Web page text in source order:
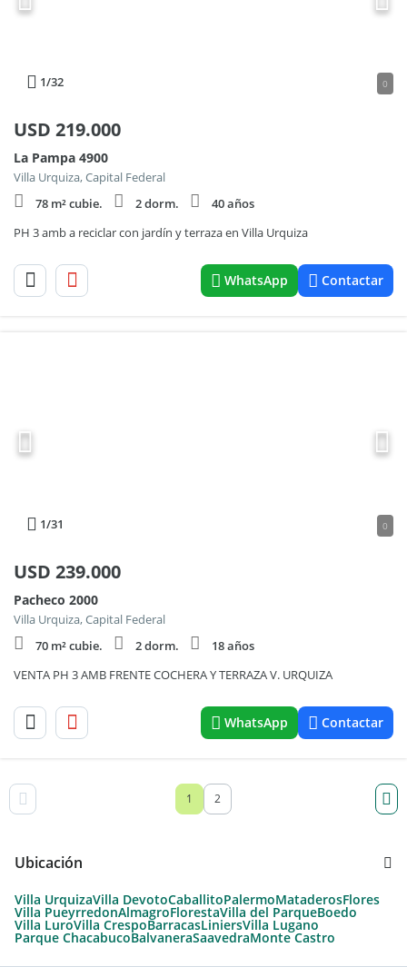
1/32 0
USD 219.000
La Pampa 4900
Villa Urquiza, Capital Federal
78 m² cubie.
2 dorm.
40 años
PH 3 amb a reciclar con jardín y terraza en Villa Urquiza
WhatsApp Contactar
1/31 0
USD 239.000
Pacheco 2000
Villa Urquiza, Capital Federal
70 m² cubie.
2 dorm.
18 años
VENTA PH 3 AMB FRENTE COCHERA Y TERRAZA V. URQUIZA
WhatsApp Contactar
1 2
Ubicación
Villa UrquizaVilla DevotoCaballitoPalermoMataderosFlores
Villa PueyrredonAlmagroFlorestaVilla del ParqueBoedo
Villa LuroVilla CrespoBarracasLiniersVilla Lugano
Parque ChacabucoBalvaneraSaavedraMonte Castro